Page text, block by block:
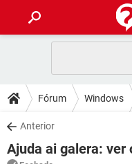
CELULAR
OUTLOOK
INSTAGRAM
DICAS
JOGOS
OUTLOOK
DOWNLOADS
JOGOS
FÓRUM
Fórum Windows
Anterior
Ajuda ai galera: ver